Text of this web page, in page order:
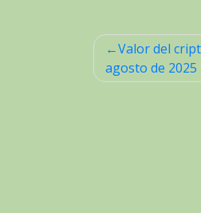
Navegación
de
Valor del
agosto de 2025